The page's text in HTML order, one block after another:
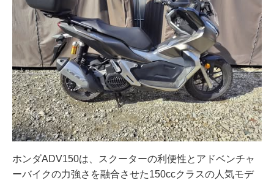
ホンダADV150は、スクーターの利便性とアドベンチャ
ーバイクの力強さを融合させた150ccクラスの人気モデ